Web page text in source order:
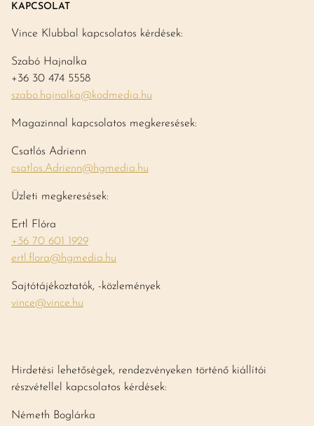
KAPCSOLAT
Vince Klubbal kapcsolatos kérdések:
Szabó Hajnalka
+36 30 474 5558
szabo.hajnalka@kodmedia.hu
Magazinnal kapcsolatos megkeresések:
Csatlós Adrienn
csatlos.Adrienn@hgmedia.hu
Üzleti megkeresések:
Ertl Flóra
+36 70 601 1929
ertl.flora@hgmedia.hu
Sajtótájékoztatók, -közlemények
vince@vince.hu
Hirdetési lehetőségek, rendezvényeken történő kiállítói
részvétellel kapcsolatos kérdések:
Németh Boglárka